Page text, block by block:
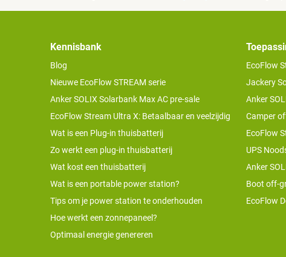
Kennisbank
Blog
Nieuwe EcoFlow STREAM serie
Anker SOLIX Solarbank Max AC pre-sale
EcoFlow Stream Ultra X: Betaalbaar en veelzijdig
Wat is een Plug-in thuisbatterij
Zo werkt een plug-in thuisbatterij
Wat kost een thuisbatterij
Wat is een portable power station?
Tips om je power station te onderhouden
Hoe werkt een zonnepaneel?
Optimaal energie genereren
EcoFlow
Jackery
Anker
Camper
EcoFlow
UPS
Anker
Boot off-
EcoFlow